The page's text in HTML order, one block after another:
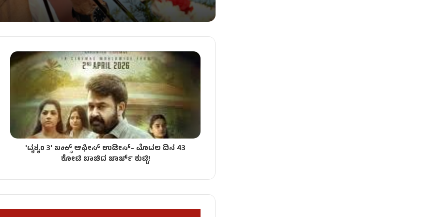
– ಅಧಿವೇಶನದಲ್ಲಿ ಡಿಕೆಶಿಗೆ ಮುಜುಗರ!
'ದೃಶ್ಯಂ 3' ಬಾಕ್ಸ್ ಆಫೀಸ್ ಉಡೀಸ್- ಮೊದಲ ದಿನ 43
ಕೋಟಿ ಬಾಚಿದ ಜಾರ್ಜ್ ಕುಟ್ಟಿ!